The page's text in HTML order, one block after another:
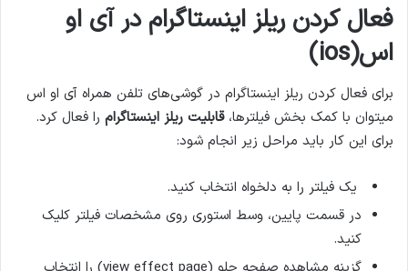
فعال کردن ریلز اینستاگرام در آی او
اس(ios
)
برای فعال کردن ریلز اینستاگرام در گوشی‌های تلفن همراه آی او اس
میتوان با کمک بخش فیلترها،قابلیت ریلز اینستاگرام را فعال کرد.
برای این کار باید مراحل زیر انجام شود:
یک فیلتر را به دلخواه انتخاب کنید.
در قسمت پایین، وسط استوری روی مشخصات فیلتر کلیک
کنید.